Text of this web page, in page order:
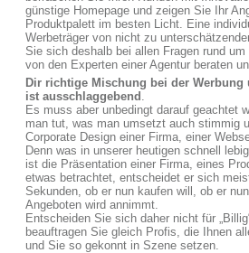
günstige Homepage und zeigen Sie Ihr
Produktpalett im besten Licht. Eine
Werbeträger von nicht zu
Sie sich deshalb bei allen Fragen rund
von den Experten einer Agentur beraten
Dir richtige Mischung bei der Werbung
ist ausschlaggebend .
Es muss aber unbedingt darauf geachtet
man tut, was man umsetzt auch stimmig
Corporate Design einer Firma, einer
Denn was in unserer heutigen schnell
ist die Präsentation einer Firma, eines
etwas betrachtet, entscheidet er sich
Sekunden, ob er nun kaufen will, ob er
Angeboten wird annimmt.
Entscheiden Sie sich daher nicht für
beauftragen Sie gleich Profis, die Ihnen
und Sie so gekonnt in Szene setzen.